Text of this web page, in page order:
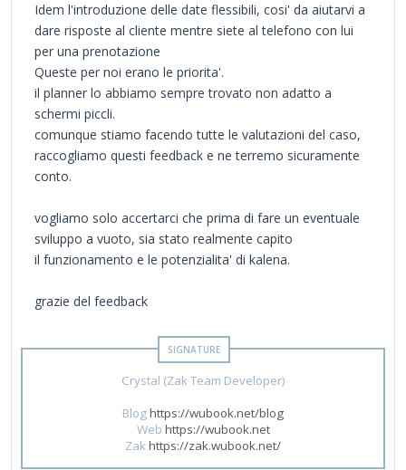
Idem l'introduzione delle date flessibili, cosi' da aiutarvi a
dare risposte al cliente mentre siete al telefono con lui
per una prenotazione
Queste per noi erano le priorita'.
il planner lo abbiamo sempre trovato non adatto a
schermi piccli.
comunque stiamo facendo tutte le valutazioni del caso,
raccogliamo questi feedback e ne terremo sicuramente
conto.
vogliamo solo accertarci che prima di fare un eventuale
sviluppo a vuoto, sia stato realmente capito
il funzionamento e le potenzialita' di kalena.
grazie del feedback
Crystal (Zak Team Developer)
Bloghttps://wubook.net/blog
Web https://wubook.net
Zakhttps://zak.wubook.net/